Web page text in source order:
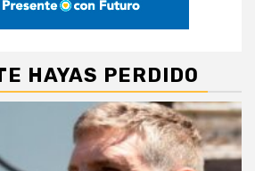
HAYAS PERDIDO